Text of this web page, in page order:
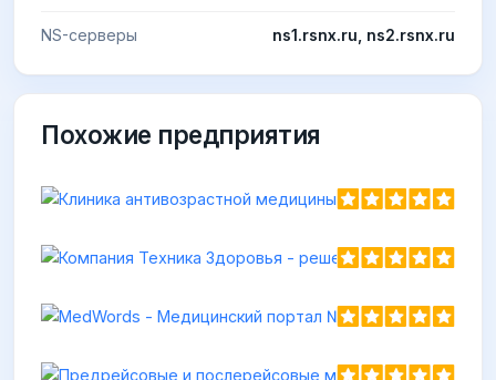
NS-серверы ns1.rsnx.ru, ns2.rsnx.ru
Похожие предприятия